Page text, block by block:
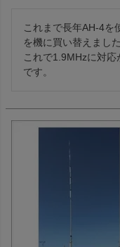
これまで長年AH-4を
を機に買い替えました
これで1.9MHzに対
です。